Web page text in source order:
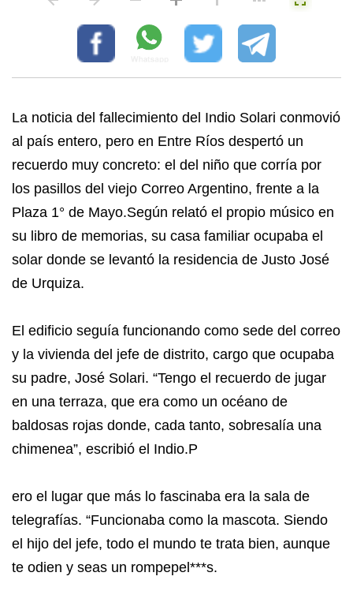
La noticia del fallecimiento del Indio Solari conmovió
al país entero, pero en Entre Ríos despertó un
recuerdo muy concreto: el del niño que corría por
los pasillos del viejo Correo Argentino, frente a la
Plaza 1° de Mayo.Según relató el propio músico en
su libro de memorias, su casa familiar ocupaba el
solar donde se levantó la residencia de Justo José
de Urquiza.
El edificio seguía funcionando como sede del correo
y la vivienda del jefe de distrito, cargo que ocupaba
su padre, José Solari. “Tengo el recuerdo de jugar
en una terraza, que era como un océano de
baldosas rojas donde, cada tanto, sobresalía una
chimenea”, escribió el Indio.P
ero el lugar que más lo fascinaba era la sala de
telegrafías. “Funcionaba como la mascota. Siendo
el hijo del jefe, todo el mundo te trata bien, aunque
te odien y seas un rompepel***s.